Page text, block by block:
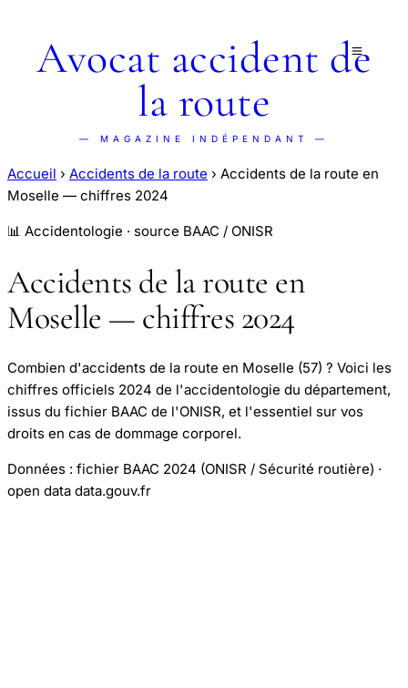
Avocat accident de
la route
— MAGAZINE INDÉPENDANT —
Accueil › Accidents de la route › Accidents de la route en
Moselle — chiffres 2024
📊 Accidentologie · source BAAC / ONISR
Accidents de la route en
Moselle — chiffres 2024
Combien d'accidents de la route en Moselle (57) ? Voici les
chiffres officiels 2024 de l'accidentologie du département,
issus du fichier BAAC de l'ONISR, et l'essentiel sur vos
droits en cas de dommage corporel.
Données : fichier BAAC 2024 (ONISR / Sécurité routière) ·
open data data.gouv.fr